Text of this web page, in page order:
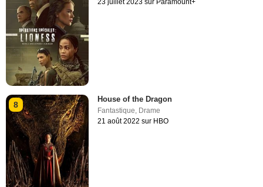
23 juillet 2023 sur Paramount+
8
House of the Dragon
Fantastique, Drame
21 août 2022 sur HBO